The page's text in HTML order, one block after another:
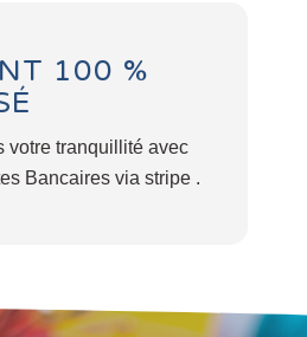
100 %
votre tranquillité avec
Bancaires via stripe .